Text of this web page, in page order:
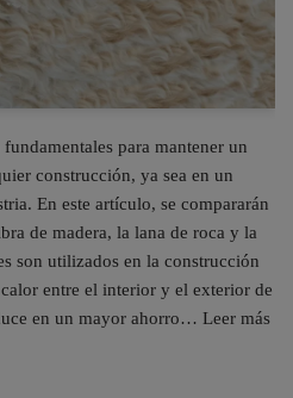
para mantener un
construcción, ya sea en un
En este artículo, se compararán
de madera, la lana de roca y la
son utilizados en la construcción
entre el interior y el exterior de
en un mayor ahorro… Leer más